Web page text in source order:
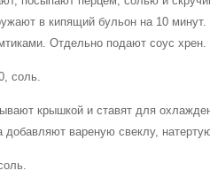
в кипящий бульон на 10
Отдельно подают соус хрен.
соль.
крышкой и ставят для
вареную свеклу,